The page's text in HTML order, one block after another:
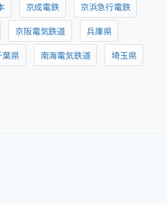
京成電鉄
京浜急行電鉄
京阪電気鉄道
兵庫県
葉県 南海電気鉄道 埼玉県